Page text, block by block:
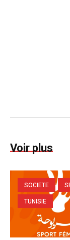
Voir plus
SOCIETE
TUNISIE